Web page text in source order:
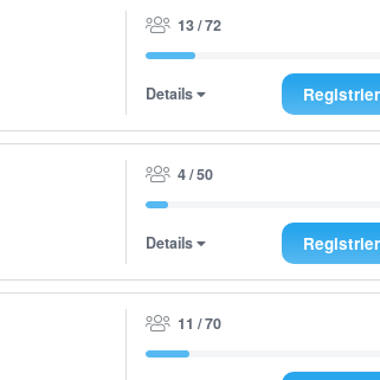
13 / 72
Details
4 / 50
Details
11 / 70